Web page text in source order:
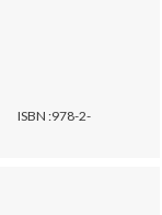
ISBN :978-2-